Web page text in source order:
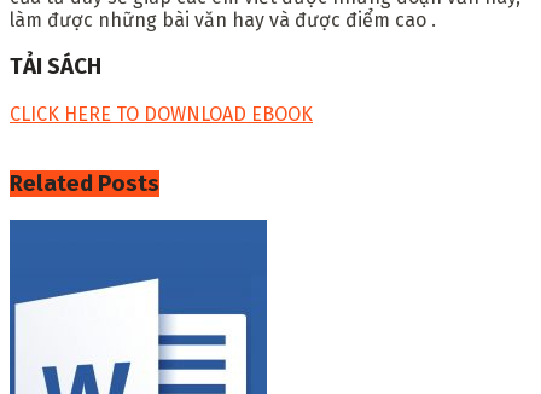
làm được những bài văn hay và được điểm cao .
TẢI SÁCH
CLICK HERE TO DOWNLOAD EBOOK
Related Posts